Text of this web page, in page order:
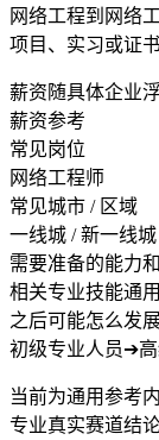
网络工程到网络
项目、实习或证
薪资随具体企业
薪资参考
常见岗位
网络工程师
常见城市 / 区域
一线城 / 新一线城
需要准备的能力
相关专业技能通
之后可能怎么发
初级专业人员➔
当前为通用参考
专业真实赛道结论